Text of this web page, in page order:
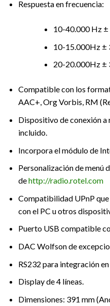
Respuesta en frecuencia:
10-40.000 Hz
10-15.000Hz ±
20-20.000Hz ±
Compatible con los
AAC+, Org Vorbis, RM
Dispositivo de conexión a
incluido.
Incorpora el módulo de
Personalización de menú
dehttp://radio.rotel.com
Compatibilidad UPnP
con el PC u otros
Puerto USB compatible
DAC Wolfson de
RS232 para integración
Display de 4 líneas.
Dimensiones: 391 mm